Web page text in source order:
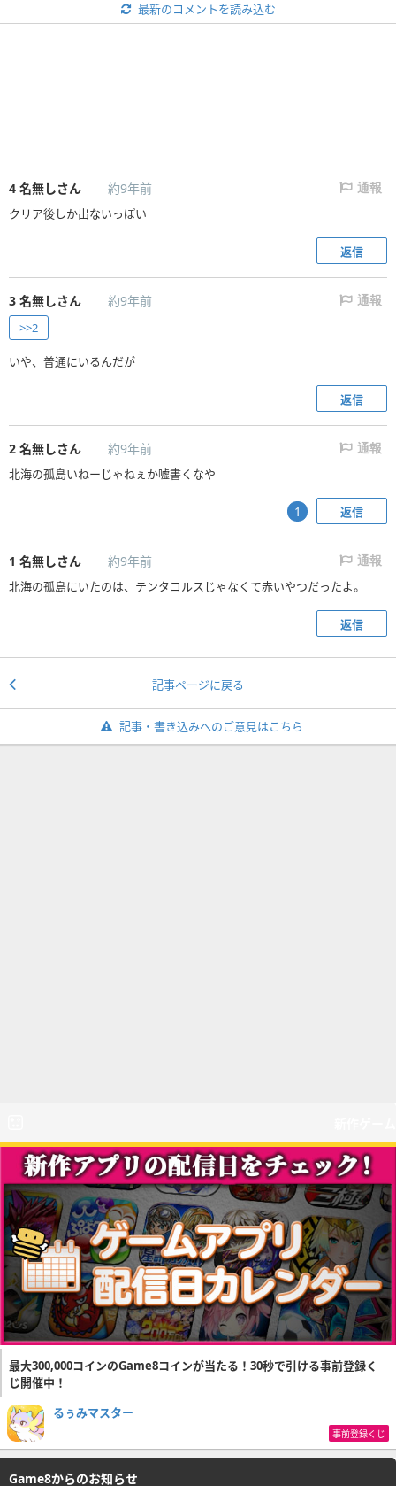
最新のコメントを読み込む
4 名無しさん 約9年前 通報
クリア後しか出ないっぽい
返信
3 名無しさん 約9年前 通報
>>2
いや、普通にいるんだが
返信
2 名無しさん 約9年前 通報
北海の孤島いねーじゃねぇか嘘書くなや
返信
1
1 名無しさん 約9年前 通報
北海の孤島にいたのは、テンタコルスじゃなくて赤いやつだったよ。
返信
記事ページに戻る
記事・書き込みへのご意見はこちら
最大300,000コインのGame8コインが当たる！30秒で引ける事前登録く
じ開催中！
るぅみマスター
事前登録くじ
Game8からのお知らせ